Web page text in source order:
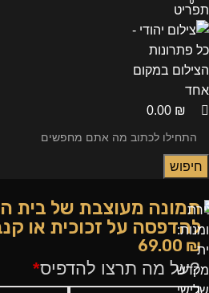
תפריט
0
0.00 ₪
חיפוש
תמונה מעוצבת של בית
להדפסה על זכוכית או
69.00 ₪
?על מה תרצו להדפיס*
0